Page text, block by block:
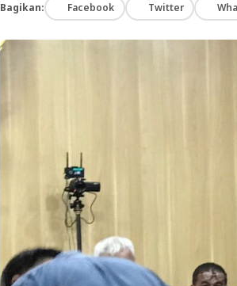
Bagikan: Facebook Twitter